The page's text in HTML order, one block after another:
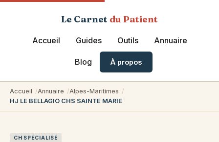
Le Carnet du Patient
Accueil Guides Outils Annuaire
Blog À propos
Accueil Annuaire
Alpes-Maritimes
HJ LE BELLAGIO CHS SAINTE MARIE
CH SPÉCIALISÉ